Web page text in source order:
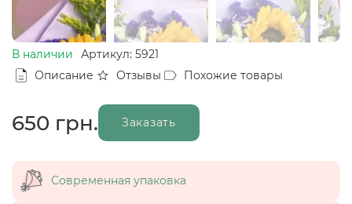
В наличии
Артикул: 5921
Описание
Отзывы Похожие товары
650 грн. Заказать
Современная упаковка